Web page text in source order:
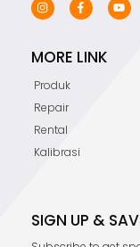
MORE LINK
Produk
Repair
Rental
Kalibrasi
SIGN UP &